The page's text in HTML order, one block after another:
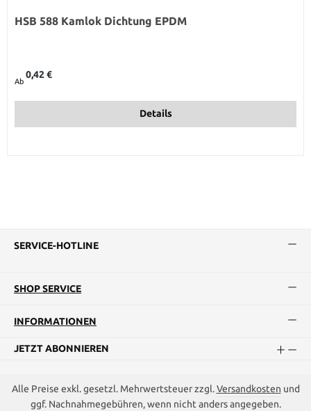
HSB 588 Kamlok Dichtung EPDM
Ab
0,42 €
Details
SERVICE-HOTLINE
SHOP SERVICE
INFORMATIONEN
JETZT ABONNIEREN
Alle Preise exkl. gesetzl. Mehrwertsteuer zzgl.Versandkosten und
ggf. Nachnahmegebühren, wenn nicht anders angegeben.